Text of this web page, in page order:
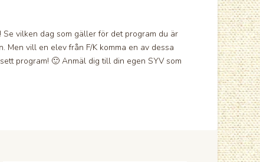
vilken dag som gäller för det program du är
Men vill en elev från F/K komma en av dessa
program! 🙂 Anmäl dig till din egen SYV som